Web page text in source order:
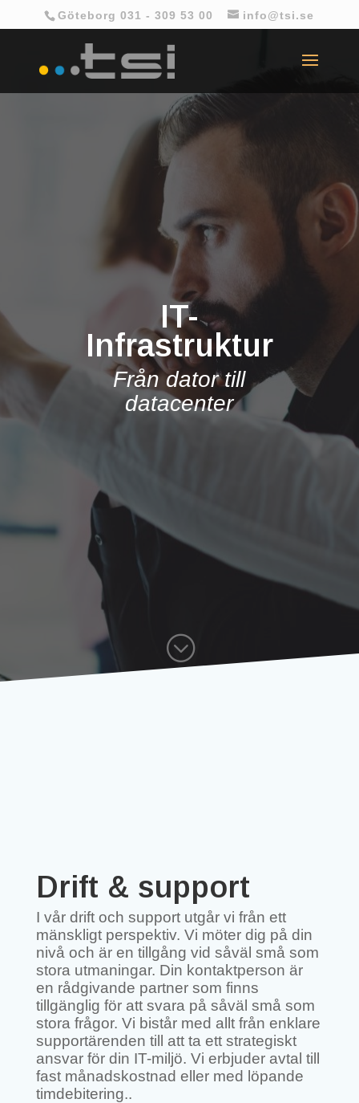
Göteborg 031 - 309 53 00 info@tsi.se
IT-
Infrastruktur
Från dator till
datacenter
;
Drift & support
I vår drift och support utgår vi från ett
mänskligt perspektiv. Vi möter dig på din
nivå och är en tillgång vid såväl små som
stora utmaningar. Din kontaktperson är
en rådgivande partner som finns
tillgänglig för att svara på såväl små som
stora frågor. Vi bistår med allt från enklare
supportärenden till att ta ett strategiskt
ansvar för din IT-miljö. Vi erbjuder avtal till
fast månadskostnad eller med löpande
timdebitering..